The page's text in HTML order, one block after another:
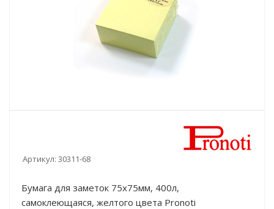
Артикул: 30311-68
Бумага для заметок 75х75мм, 400л,
самоклеющаяся, желтого цвета Pronoti